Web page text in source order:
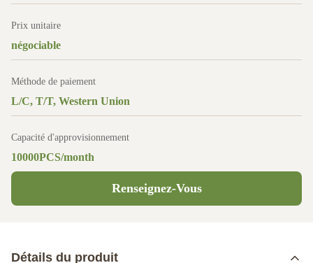
Prix unitaire
négociable
Méthode de paiement
L/C, T/T, Western Union
Capacité d'approvisionnement
10000PCS/month
Renseignez-Vous
Détails du produit